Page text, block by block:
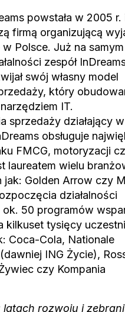
powstała w 2005
firmą organizującą
Polsce. Już na samym
zespół
swój własny model
który
IT.
sprzedaży działający w
obsługuje
FMCG, motoryzacji
laureatem wielu
jak: Golden Arrow czy
działalności
50 programów
kilkuset tysięcy
Coca-Cola, Nationale
ING Życie),
czy Kompania
latach rozwoju i